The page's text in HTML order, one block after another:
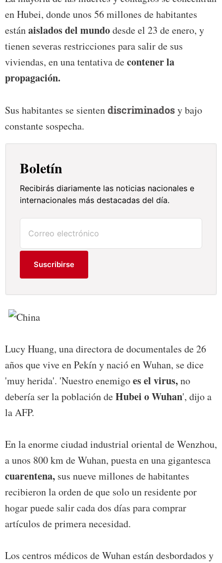
en Hubei, donde unos 56 millones de habitantes
estánaislados del mundodesde el 23 de enero, y
tienen severas restricciones para salir de sus
viviendas, en una tentativa decontener la
propagación.
Sus habitantes se sientendiscriminadosy bajo
constante sospecha.
Boletín
Recibirás diariamente las noticias nacionales e
internacionales más destacadas del día.
Suscribirse
Lucy Huang, una directora de documentales de 26
años que vive en Pekín y nació en Wuhan, se dice
'muy herida'. 'Nuestro enemigoes el virus,no
debería ser la población deHubei o Wuhan', dijo a
la AFP.
En la enorme ciudad industrial oriental de Wenzhou,
a unos 800 km de Wuhan, puesta en una gigantesca
cuarentena, sus nueve millones de habitantes
recibieron la orden de que solo un residente por
hogar puede salir cada dos días para comprar
artículos de primera necesidad.
Los centros médicos de Wuhan están desbordados y